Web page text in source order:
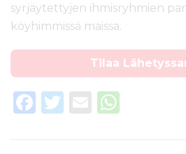
syrjäytettyjen ihmisryhmien
köyhimmissä maissa.
Tilaa
F
T
E